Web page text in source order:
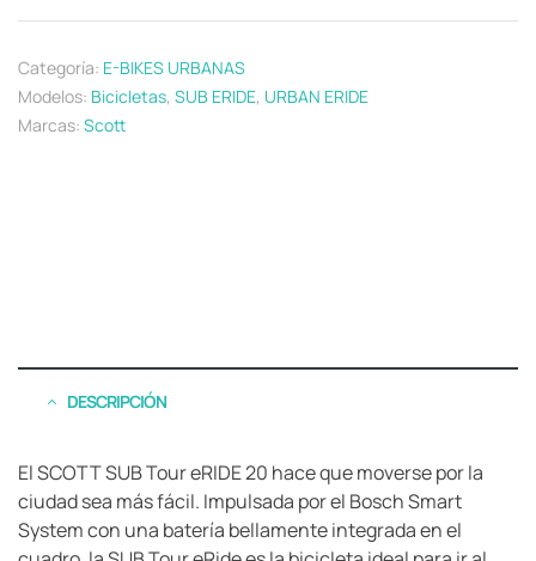
Categoría: E-BIKES URBANAS
Modelos: Bicicletas, SUB ERIDE, URBAN ERIDE
Marcas: Scott
DESCRIPCIÓN
El SCOTT SUB Tour eRIDE 20 hace que moverse por la
ciudad sea más fácil. Impulsada por el Bosch Smart
System con una batería bellamente integrada en el